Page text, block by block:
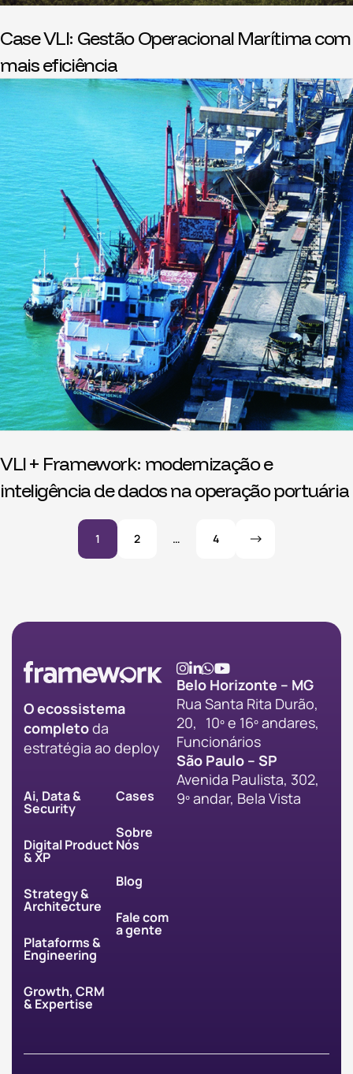
Case VLI: Gestão Operacional Marítima com
mais eficiência
VLI + Framework: modernização e
inteligência de dados na operação portuária
1 2 … 4
O ecossistema
completoda
estratégia ao deploy
Ai, Data &
Security
Digital Product
& XP
Strategy &
Architecture
Plataforms &
Engineering
Growth, CRM
& Expertise
Cases
Sobre
Nós
Blog
Fale com
a gente
Belo Horizonte – MG
Rua Santa Rita Durão,
20, 10º e 16º andares,
Funcionários
São Paulo – SP
Avenida Paulista, 302,
9º andar, Bela Vista